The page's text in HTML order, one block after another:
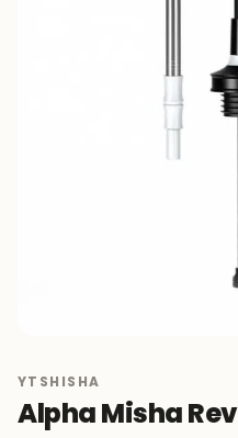
YTSHISHA
Alpha Misha